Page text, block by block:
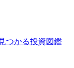
つかる投資図鑑